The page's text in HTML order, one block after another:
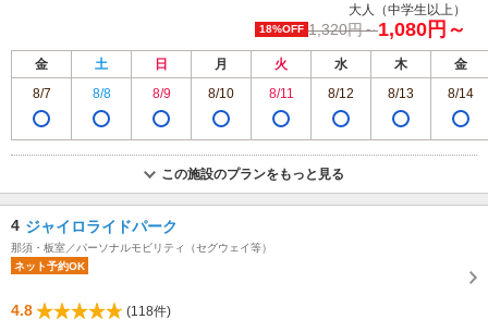
大人（中学生以上）
18%OFF 1,320円～1,080円～
金 土 日 月 火 水 木
金
8/7
8/8 8/9 8/10 8/11 8/12 8/13 8/14
この施設のプランをもっと見る
4 ジャイロライドパーク
那須・板室／パーソナルモビリティ（セグウェイ等）
ネット予約OK
4.8
(118件)